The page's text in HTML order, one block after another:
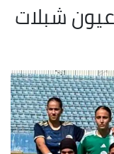
2025: عيون شبلات